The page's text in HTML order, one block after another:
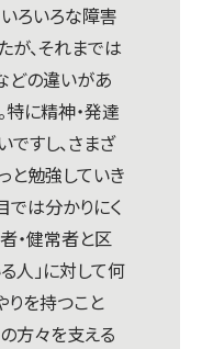
ろいろな障害
が、それまでは
どの違いがあ
特に精神・発達
すし、さまざ
と勉強していき
では分かりにく
・健常者と区
人」に対して何
りを持つこと
方々を支える